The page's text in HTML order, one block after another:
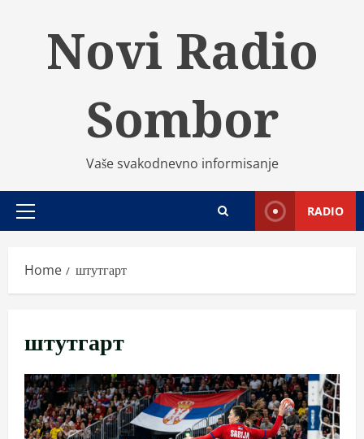
Novi Radio
Sombor
Vaše svakodnevno informisanje
Primary
RADIO
Home штутгарт
штутгарт